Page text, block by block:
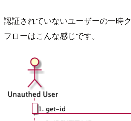
認証されていないユーザーの一時
フローはこんな感じです。